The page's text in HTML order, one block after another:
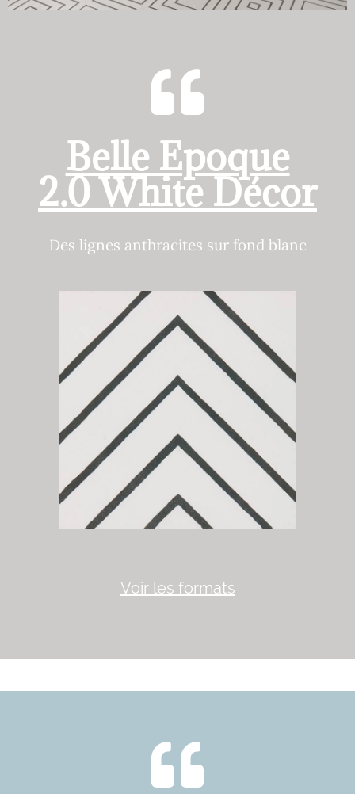
Belle Epoque
2.0 White Décor
Des lignes anthracites sur fond blanc
Voir les formats